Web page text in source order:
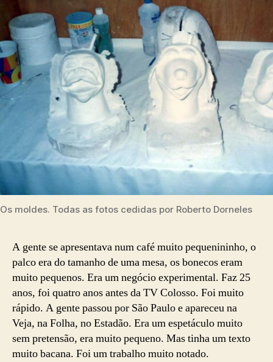
Os moldes. Todas as fotos cedidas por Roberto Dorneles
A gente se apresentava num café muito pequenininho, o
palco era do tamanho de uma mesa, os bonecos eram
muito pequenos. Era um negócio experimental. Faz 25
anos, foi quatro anos antes da TV Colosso. Foi muito
rápido. A gente passou por São Paulo e apareceu na
Veja, na Folha, no Estadão. Era um espetáculo muito
sem pretensão, era muito pequeno. Mas tinha um texto
muito bacana. Foi um trabalho muito notado.